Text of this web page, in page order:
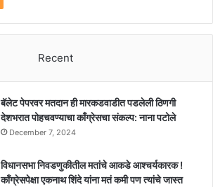
Recent
बॅलेट पेपरवर मतदान ही मारकडवाडीत पडलेली ठिणगी
देशभरात पोहचवण्याचा काँग्रेसचा संकल्प: नाना पटोले
December 7, 2024
विधानसभा निवडणुकीतील मतांचे आकडे आश्चर्यकारक !
काँग्रेसपेक्षा एकनाथ शिंदे यांना मतं कमी पण त्यांचे जास्त